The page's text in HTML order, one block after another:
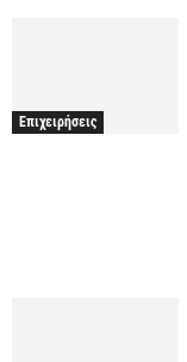
Επιχειρήσεις